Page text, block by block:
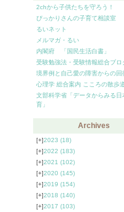
2chから子供たちを守ろう！
ぴっかりさんの子育て相談室
るいネット
メルマガ・るい
内閣府 「国民生活白書」
受験勉強法・受験情報総合ブロ
境界例と自己愛の障害からの回
心理学 総合案内 こころの散歩
文部科学省「データからみる日
育」
Archives
[+]2023 (18)
[+]2022 (183)
[+]2021 (102)
[+]2020 (145)
[+]2019 (154)
[+]2018 (140)
[+]2017 (103)